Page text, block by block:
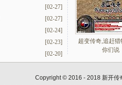
[02-27]
[02-27]
[02-24]
[02-23]
[02-20]
超变传奇,追赶
你们说
Copyright © 2016 - 2018 新开传